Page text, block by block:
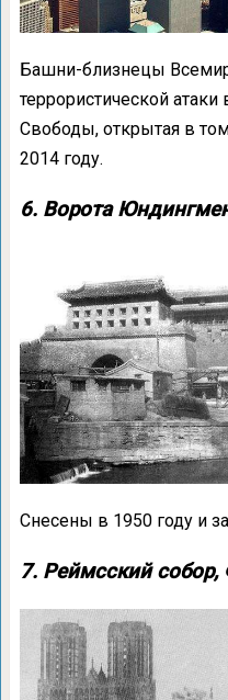
Башни-близнецы
террористической
Свободы, открытая в
2014 году.
6. Ворота
Снесены в 1950 году и
7. Реймсский собор,